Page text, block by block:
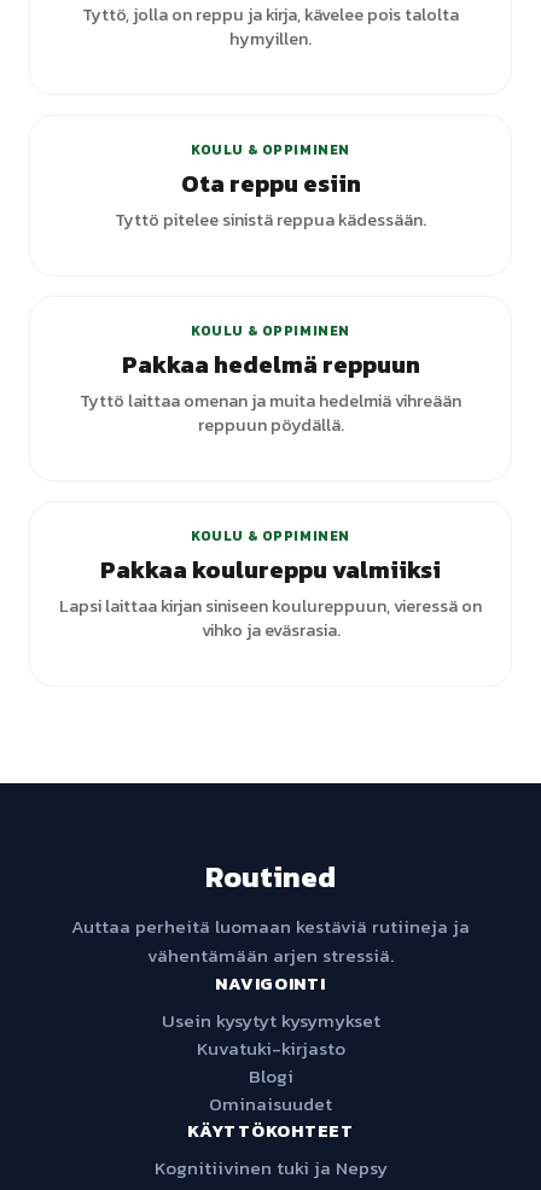
Tyttö, jolla on reppu ja kirja, kävelee pois talolta
hymyillen.
KOULU & OPPIMINEN
Ota reppu esiin
Tyttö pitelee sinistä reppua kädessään.
KOULU & OPPIMINEN
Pakkaa hedelmä reppuun
Tyttö laittaa omenan ja muita hedelmiä vihreään
reppuun pöydällä.
KOULU & OPPIMINEN
Pakkaa koulureppu valmiiksi
Lapsi laittaa kirjan siniseen koulureppuun, vieressä on
vihko ja eväsrasia.
Routined
Auttaa perheitä luomaan kestäviä rutiineja ja
vähentämään arjen stressiä.
NAVIGOINTI
Usein kysytyt kysymykset
Kuvatuki-kirjasto
Blogi
Ominaisuudet
KÄYTTÖKOHTEET
Kognitiivinen tuki ja Nepsy